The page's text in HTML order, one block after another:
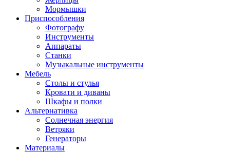
Мормышки
Приспособления
Фотографу
Инструменты
Аппараты
Станки
Музыкальные инструменты
Мебель
Столы и стулья
Кровати и диваны
Шкафы и полки
Альтернативка
Солнечная энергия
Ветряки
Генераторы
Материалы